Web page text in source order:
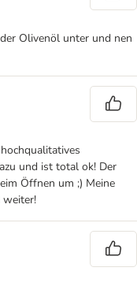
Olivenöl unter und nen
und ist total ok! Der
Öffnen um ;) Meine
weiter!